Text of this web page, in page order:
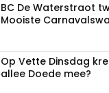
BC De Waterstraot
Mooiste
Op Vette Dinsdag
allee Doede mee?